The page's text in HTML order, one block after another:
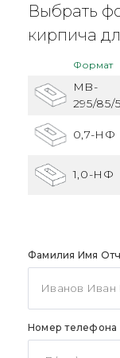
Выбрать
кирпича
Формат
MB-
295/85/
0,7-НФ
1,0-НФ
Фамилия Имя
Номер телефона